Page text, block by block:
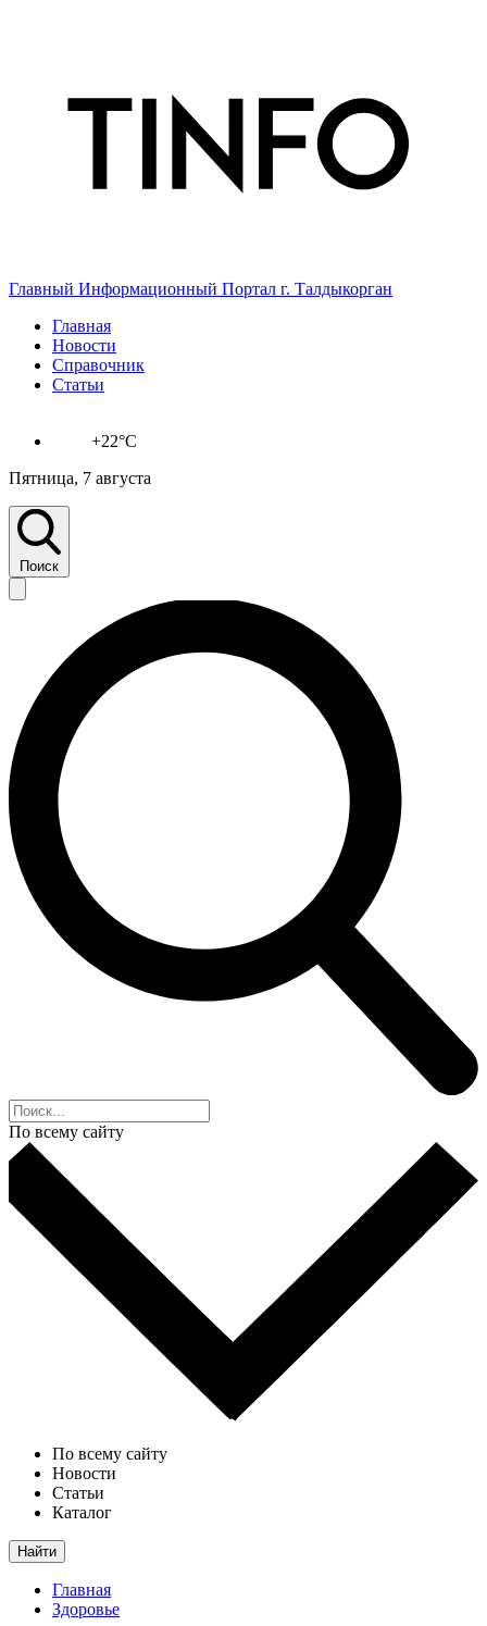
Главный Информационный Портал г. Талдыкорган
Главная
Новости
Справочник
Статьи
+22°C
Пятница, 7 августа
Поиск
По всему сайту
По всему сайту
Новости
Статьи
Каталог
Найти
Главная
Здоровье